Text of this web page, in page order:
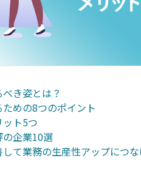
き姿とは？
めの8つのポイント
ト5つ
企業10選
て業務の生産性アップにつな